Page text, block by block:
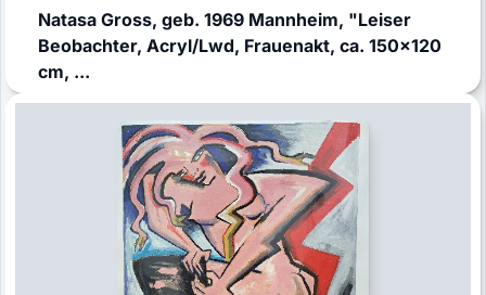
Natasa Gross, geb. 1969 Mannheim, "Leiser
Beobachter, Acryl/Lwd, Frauenakt, ca. 150x120
cm, ...